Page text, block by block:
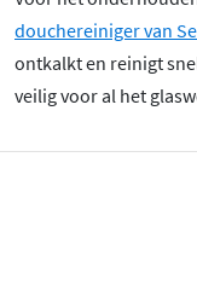
douchereiniger van
ontkalkt en reinigt
veilig voor al het